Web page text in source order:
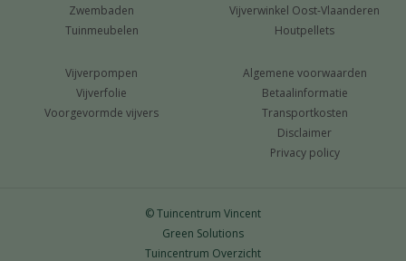
Zwembaden
Tuinmeubelen
Vijverwinkel Oost-Vlaanderen
Houtpellets
Vijverpompen
Vijverfolie
Voorgevormde vijvers
Algemene voorwaarden
Betaalinformatie
Transportkosten
Disclaimer
Privacy policy
© Tuincentrum Vincent
Green Solutions
Tuincentrum Overzicht